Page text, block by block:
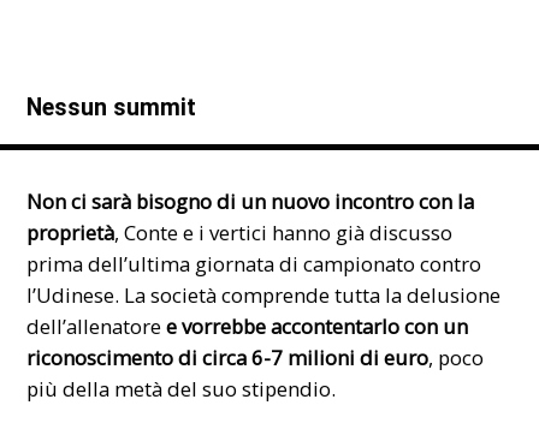
Nessun summit
Non ci sarà bisogno di un nuovo incontro con la
proprietà, Conte e i vertici hanno già discusso
prima dell’ultima giornata di campionato contro
l’Udinese. La società comprende tutta la delusione
dell’allenatoree vorrebbe accontentarlo con un
riconoscimento di circa 6-7 milioni di euro, poco
più della metà del suo stipendio.